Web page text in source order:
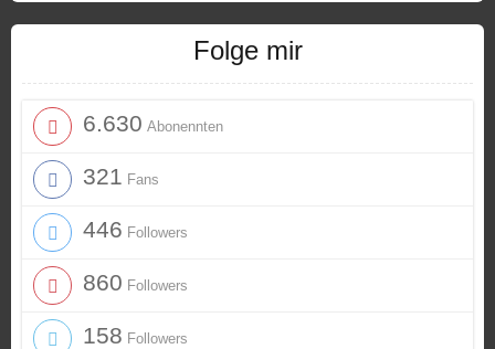
Folge mir
6.630 Abonennten
321 Fans
446 Followers
860 Followers
158 Followers